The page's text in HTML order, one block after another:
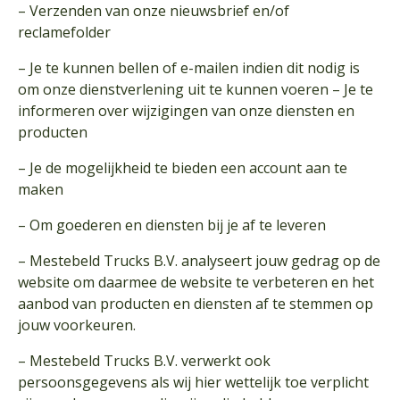
– Verzenden van onze nieuwsbrief en/of
reclamefolder
– Je te kunnen bellen of e-mailen indien dit nodig is
om onze dienstverlening uit te kunnen voeren – Je te
informeren over wijzigingen van onze diensten en
producten
– Je de mogelijkheid te bieden een account aan te
maken
– Om goederen en diensten bij je af te leveren
– Mestebeld Trucks B.V. analyseert jouw gedrag op de
website om daarmee de website te verbeteren en het
aanbod van producten en diensten af te stemmen op
jouw voorkeuren.
– Mestebeld Trucks B.V. verwerkt ook
persoonsgegevens als wij hier wettelijk toe verplicht